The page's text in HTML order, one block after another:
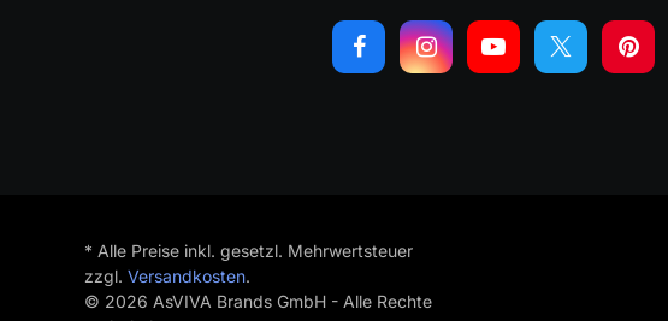
* Alle Preise inkl. gesetzl. Mehrwertsteuer
zzgl. Versandkosten.
© 2026 AsVIVA Brands GmbH - Alle Rechte